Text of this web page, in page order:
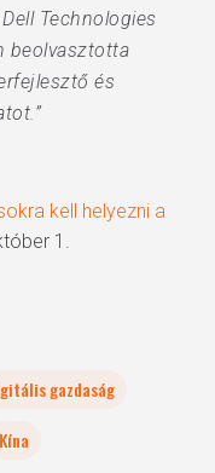
Technologies
beolvasztotta
és
kell helyezni a
1.
gazdaság
Kína